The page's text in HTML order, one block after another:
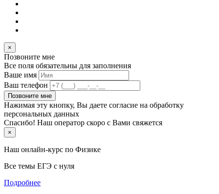
×
Позвоните мне
Все поля обязательны для заполнения
Ваше имя
Ваш телефон
Позвоните мне
Нажимая эту кнопку, Вы даете согласие на обработку
персональных данных
Спасибо! Наш оператор скоро с Вами свяжется
×
Наш онлайн-курс по Физике
Все темы ЕГЭ с нуля
Подробнее